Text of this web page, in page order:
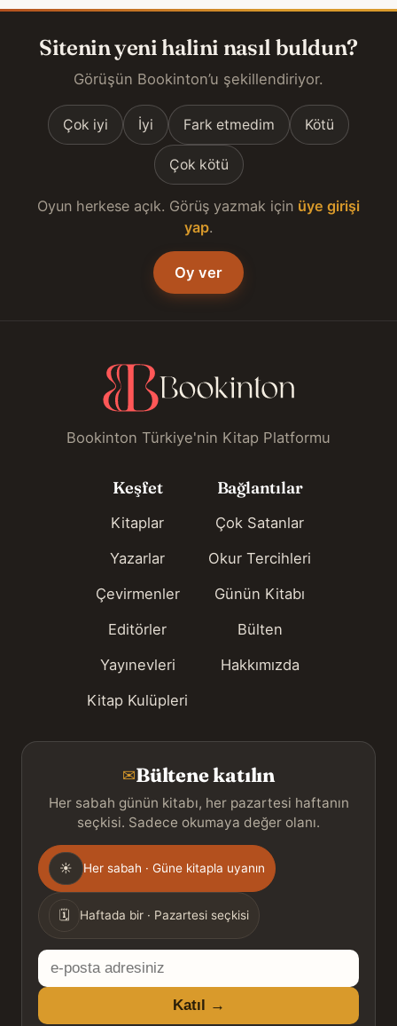
Sitenin yeni halini nasıl buldun?
Görüşün Bookinton’u şekillendiriyor.
Çok iyi İyi Fark etmedim Kötü
Çok kötü
Oyun herkese açık. Görüş yazmak için üye girişi
yap.
Oy ver
Bookinton Türkiye'nin Kitap Platformu
Keşfet
Kitaplar
Yazarlar
Çevirmenler
Editörler
Yayınevleri
Kitap Kulüpleri
Bağlantılar
Çok Satanlar
Okur Tercihleri
Günün Kitabı
Bülten
Hakkımızda
✉Bültene katılın
Her sabah günün kitabı, her pazartesi haftanın
seçkisi. Sadece okumaya değer olanı.
Gönderim
sıklığı
☀ Her sabah · Güne kitapla uyanın
🗓 Haftada bir · Pazartesi seçkisi
E-
posta
adresiniz
Katıl →